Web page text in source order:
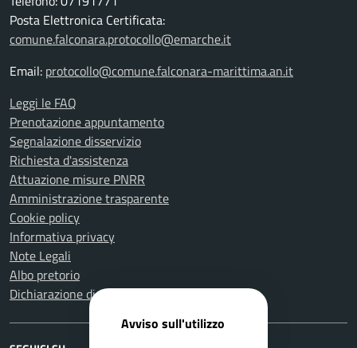
Posta Elettronica Certificata:
comune.falconara.protocollo@emarche.it
Email: protocollo@comune.falconara-marittima.an.it
Leggi le FAQ
Prenotazione appuntamento
Segnalazione disservizio
Richiesta d'assistenza
Attuazione misure PNRR
Amministrazione trasparente
Cookie policy
Informativa privacy
Note Legali
Albo pretorio
Dichiarazione di accessibilità
Avviso sull'utilizzo